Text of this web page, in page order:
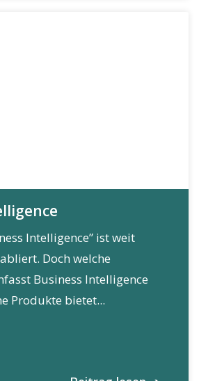
Intelligence” ist weit
Doch welche
Business Intelligence
Produkte bietet...